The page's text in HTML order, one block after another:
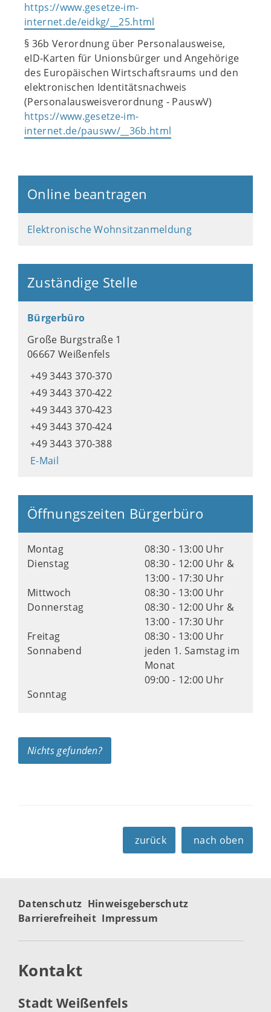
https://www.gesetze-im-
internet.de/eidkg/__25.html
§ 36b Verordnung über Personalausweise,
eID-Karten für Unionsbürger und Angehörige
des Europäischen Wirtschaftsraums und den
elektronischen Identitätsnachweis
(Personalausweisverordnung - PauswV)
https://www.gesetze-im-
internet.de/pauswv/__36b.html
Online beantragen
Elektronische Wohnsitzanmeldung
Zuständige Stelle
Bürgerbüro
Große Burgstraße 1
06667 Weißenfels
+49 3443 370-370
+49 3443 370-422
+49 3443 370-423
+49 3443 370-424
+49 3443 370-388
E-Mail
Öffnungszeiten Bürgerbüro
Montag
08:30 - 13:00 Uhr
Dienstag
08:30 - 12:00 Uhr &
13:00 - 17:30 Uhr
Mittwoch
08:30 - 13:00 Uhr
Donnerstag
08:30 - 12:00 Uhr &
13:00 - 17:30 Uhr
Freitag
08:30 - 13:00 Uhr
Sonnabend
jeden 1. Samstag im
Monat
09:00 - 12:00 Uhr
Sonntag
Nichts gefunden?
zurück nach oben
Datenschutz Hinweisgeberschutz
Barrierefreiheit Impressum
Kontakt
Stadt Weißenfels